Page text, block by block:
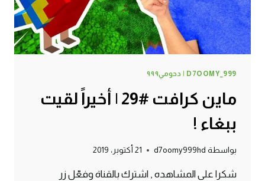
D7OOMY_999 | دحومي٩٩٩
ماين كرافت #29 | أخيراً لقيت
ببغاء !
بواسطة d7oomy999hd 21 أكتوبر، 2019
شكرا على المشاهده , اشترك بالقناة وفعّل زر